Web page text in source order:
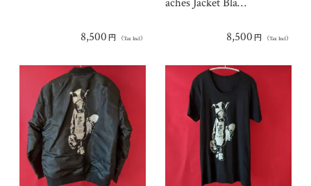
8,500 円 （Tax Incl） 8,500 円 （Tax Incl）